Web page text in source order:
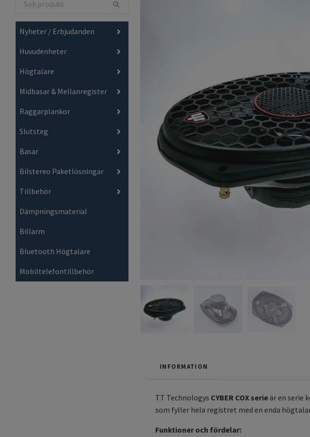
Nyheter / Erbjudanden
Huvudenheter
Högtalare
Midbasar & Mellanregister
Raggarplankor
Slutsteg
Basar
Bilstereo Paketlösningar
Tillbehör
Dämpningsmaterial
Billarm
Bluetooth Högtalare
Mobiltelefontillbehör
INFORMATION
TT Technologys CYBER COX serie är en serie
som fyller hela registret med en enda
Funktioner och fördelar: